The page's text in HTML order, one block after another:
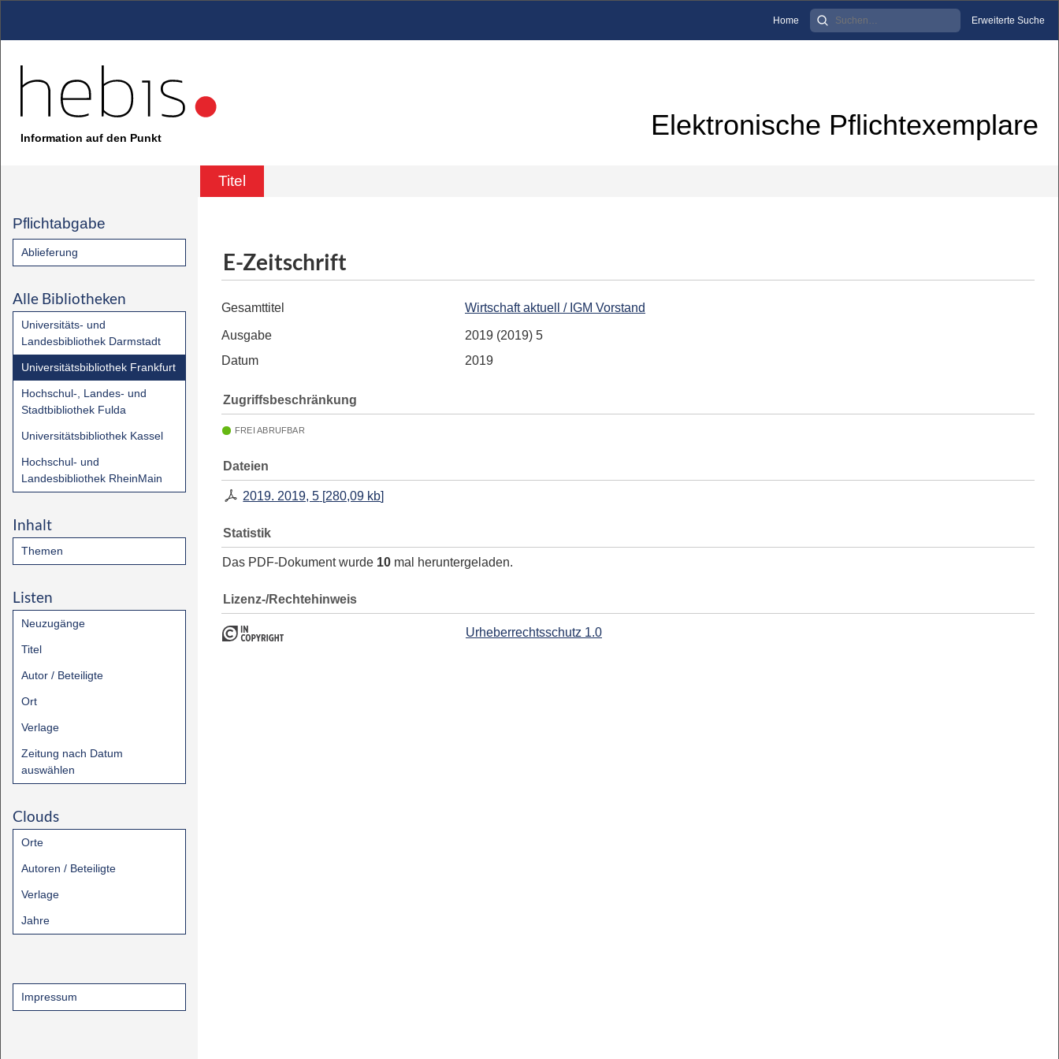
Home Erweiterte Suche
Information auf den Punkt Elektronische Pflichtexemplare
Titel
Pflichtabgabe
Ablieferung
Alle Bibliotheken
Universitäts- und
Landesbibliothek Darmstadt
Universitätsbibliothek Frankfurt
Hochschul-, Landes- und
Stadtbibliothek Fulda
Universitätsbibliothek Kassel
Hochschul- und
Landesbibliothek RheinMain
Inhalt
Themen
Listen
Neuzugänge
Titel
Autor / Beteiligte
Ort
Verlage
Zeitung nach Datum
auswählen
Clouds
Orte
Autoren / Beteiligte
Verlage
Jahre
Impressum
E-Zeitschrift
Gesamttitel Wirtschaft aktuell / IGM Vorstand
Ausgabe
2019 (2019) 5
Datum
2019
Zugriffsbeschränkung
FREI ABRUFBAR
Dateien
2019. 2019, 5 [280,09 kb]
Statistik
Das PDF-Dokument wurde 10 mal heruntergeladen.
Lizenz-/Rechtehinweis
Urheberrechtsschutz 1.0